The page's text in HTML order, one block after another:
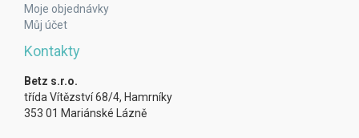
Moje objednávky
Můj účet
Kontakty
Betz s.r.o.
třída Vítězství 68/4, Hamrníky
353 01 Mariánské Lázně